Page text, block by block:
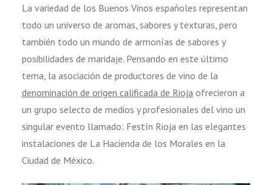
La variedad de los Buenos Vinos españoles representan
todo un universo de aromas, sabores y texturas, pero
también todo un mundo de armonías de sabores y
posibilidades de maridaje. Pensando en este último
tema, la asociación de productores de vino de la
denominación de origen calificada de Riojaofrecieron a
un grupo selecto de medios y profesionales del vino un
singular evento llamado: Festín Rioja en las elegantes
instalaciones de La Hacienda de los Morales en la
Ciudad de México.